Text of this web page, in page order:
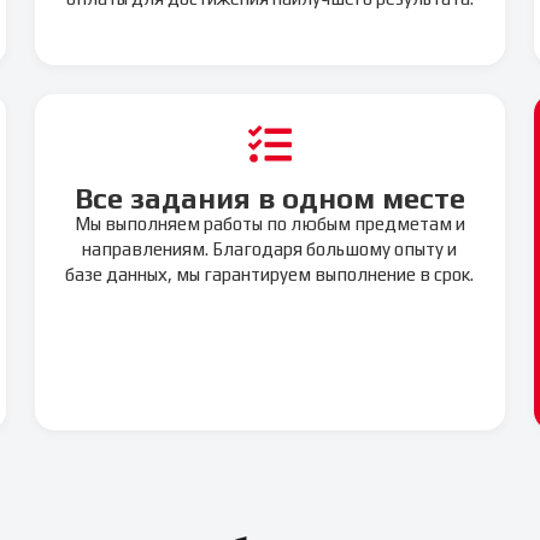
Все задания в одном месте
Мы выполняем работы по любым предметам и
направлениям. Благодаря большому опыту и
базе данных, мы гарантируем выполнение в срок.